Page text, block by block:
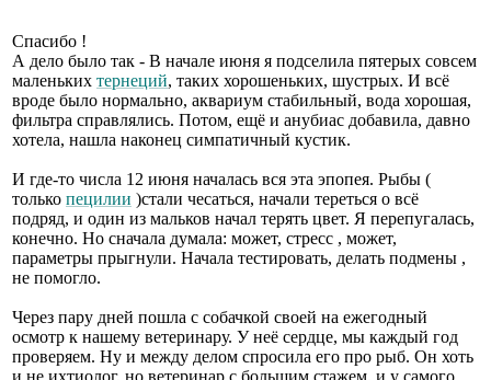
Спасибо !
А дело было так - В начале июня я подселила пятерых совсем
маленьких тернеций, таких хорошеньких, шустрых. И всё
вроде было нормально, аквариум стабильный, вода хорошая,
фильтра справлялись. Потом, ещё и анубиас добавила, давно
хотела, нашла наконец симпатичный кустик.
И где-то числа 12 июня началась вся эта эпопея. Рыбы (
только пецилии )стали чесаться, начали тереться о всё
подряд, и один из мальков начал терять цвет. Я перепугалась,
конечно. Но сначала думала: может, стресс , может,
параметры прыгнули. Начала тестировать, делать подмены ,
не помогло.
Через пару дней пошла с собачкой своей на ежегодный
осмотр к нашему ветеринару. У неё сердце, мы каждый год
проверяем. Ну и между делом спросила его про рыб. Он хоть
и не ихтиолог, но ветеринар с большим стажем, и у самого